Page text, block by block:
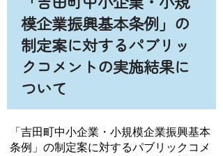
模企業振興基本条例」の
制定案に対するパブリッ
クコメントの実施結果に
ついて
「吉田町中小企業・小規模企業振興基本
条例」の制定案に対するパブリックコメ